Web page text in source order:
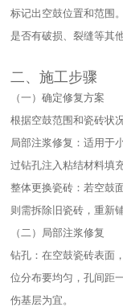
标记出空鼓位置和范围
是否有破损、裂缝等其
二、施工步骤​
（一）确定修复方案​
根据空鼓范围和瓷砖状
局部注浆修复：适用于
过钻孔注入粘结材料填
整体更换瓷砖：若空鼓
则需拆除旧瓷砖，重新
（二）局部注浆修复​
钻孔：在空鼓瓷砖表面
位分布要均匀，孔间距
伤基层为宜。​